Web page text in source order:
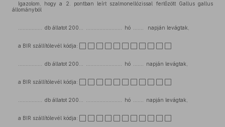
Igazolom, hogy a 2. pontban leírt szalmonellózissal fertőzött Gallus gallus
állományból
................ db állatot 200... ........................ hó ....... napján levágtak,
a BIR szállítólevél kódja: ⬜ ⬜ ⬜ ⬜ ⬜ ⬜ ⬜ ⬜ ⬜ ⬜ ⬜
................ db állatot 200... ........................ hó ....... napján levágtak,
a BIR szállítólevél kódja: ⬜ ⬜ ⬜ ⬜ ⬜ ⬜ ⬜ ⬜ ⬜ ⬜ ⬜
................ db állatot 200... ........................ hó ....... napján levágtak,
a BIR szállítólevél kódja: ⬜ ⬜ ⬜ ⬜ ⬜ ⬜ ⬜ ⬜ ⬜ ⬜ ⬜